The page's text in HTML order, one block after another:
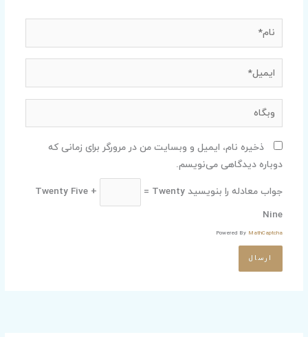
نام*
ایمیل*
وبگاه
ذخیره نام، ایمیل و وبسایت من در مرورگر برای زمانی که
دوباره دیدگاهی می‌نویسم.
جواب معادله را بنویسید Twenty Five +
= Twenty
Nine
Powered By MathCaptcha